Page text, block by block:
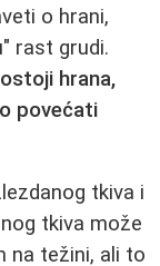
o hrani,
rast grudi.
hrana,
povećati
tkiva i
tkiva može
na težini, ali to